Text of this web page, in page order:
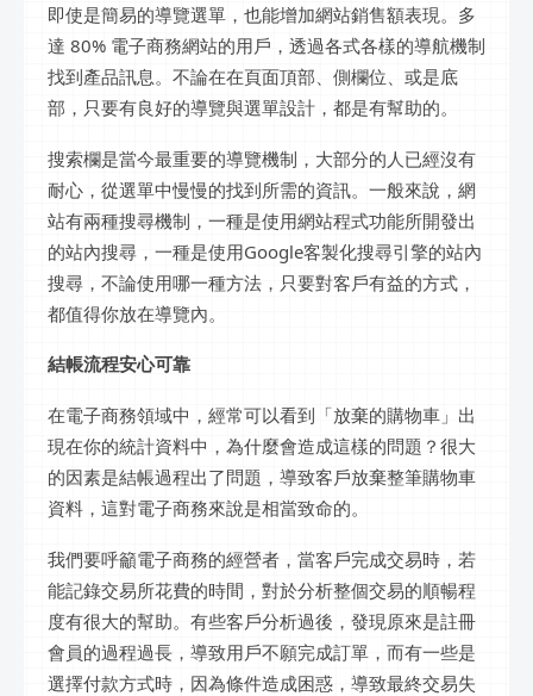
即使是簡易的導覽選單，也能增加網站銷售額表現。多
達 80% 電子商務網站的用戶，透過各式各樣的導航機制
找到產品訊息。不論在在頁面頂部、側欄位、或是底
部，只要有良好的導覽與選單設計，都是有幫助的。
搜索欄是當今最重要的導覽機制，大部分的人已經沒有
耐心，從選單中慢慢的找到所需的資訊。一般來說，網
站有兩種搜尋機制，一種是使用網站程式功能所開發出
的站內搜尋，一種是使用Google客製化搜尋引擎的站內
搜尋，不論使用哪一種方法，只要對客戶有益的方式，
都值得你放在導覽內。
結帳流程安心可靠
在電子商務領域中，經常可以看到「放棄的購物車」出
現在你的統計資料中，為什麼會造成這樣的問題？很大
的因素是結帳過程出了問題，導致客戶放棄整筆購物車
資料，這對電子商務來說是相當致命的。
我們要呼籲電子商務的經營者，當客戶完成交易時，若
能記錄交易所花費的時間，對於分析整個交易的順暢程
度有很大的幫助。有些客戶分析過後，發現原來是註冊
會員的過程過長，導致用戶不願完成訂單，而有一些是
選擇付款方式時，因為條件造成困惑，導致最終交易失